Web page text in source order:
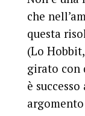
che
questa
(Lo
girato con
è